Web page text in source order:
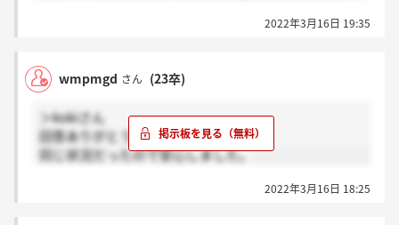
2022年3月16日 19:35
wmpmgd さん (23卒)
＞kokiさん
回答ありがとうございます。
同じ状況だったので安心しました。
2022年3月16日 18:25